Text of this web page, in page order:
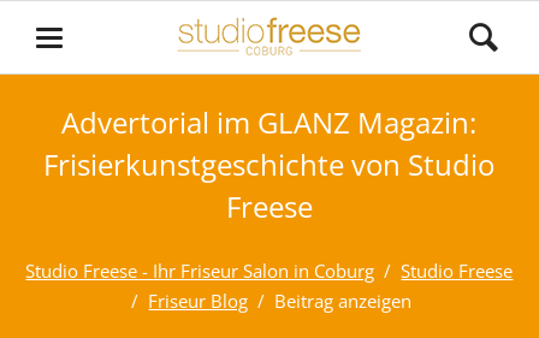
Advertorial im GLANZ Magazin:
Frisierkunstgeschichte von Studio
Freese
Studio Freese - Ihr Friseur Salon in Coburg
Studio Freese
Friseur Blog
Beitrag anzeigen